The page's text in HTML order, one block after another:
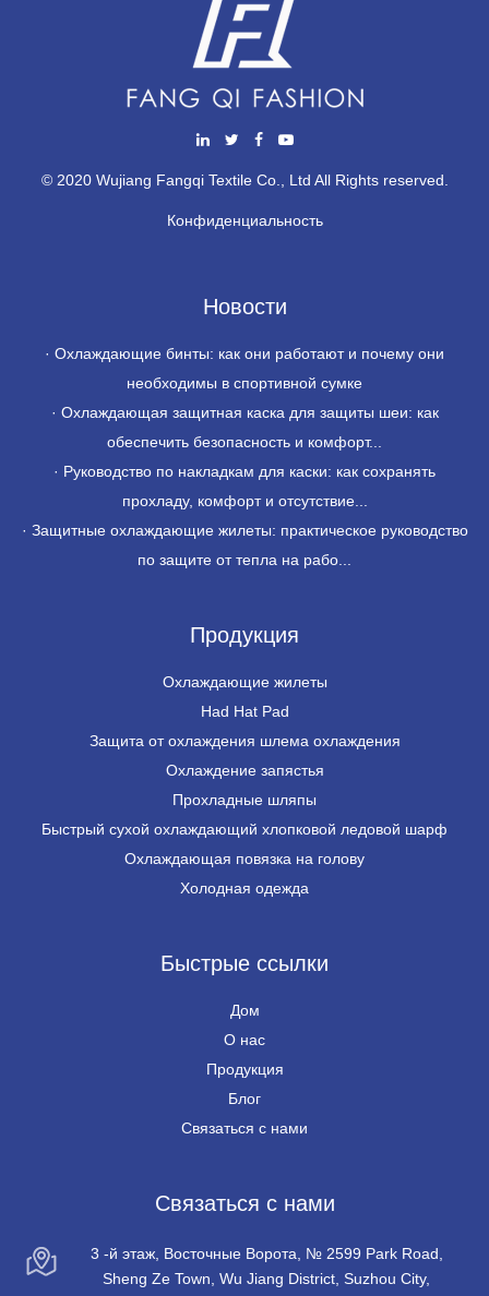
© 2020 Wujiang Fangqi Textile Co., Ltd All Rights reserved.
Конфиденциальность
Новости
· Охлаждающие бинты: как они работают и почему они
необходимы в спортивной сумке
· Охлаждающая защитная каска для защиты шеи: как
обеспечить безопасность и комфорт...
· Руководство по накладкам для каски: как сохранять
прохладу, комфорт и отсутствие...
· Защитные охлаждающие жилеты: практическое руководство
по защите от тепла на рабо...
Продукция
Охлаждающие жилеты
Had Hat Pad
Защита от охлаждения шлема охлаждения
Охлаждение запястья
Прохладные шляпы
Быстрый сухой охлаждающий хлопковой ледовой шарф
Охлаждающая повязка на голову
Холодная одежда
Быстрые ссылки
Дом
О нас
Продукция
Блог
Связаться с нами
Связаться с нами
3 -й этаж, Восточные Ворота, № 2599 Park Road,
Sheng Ze Town, Wu Jiang District, Suzhou City,